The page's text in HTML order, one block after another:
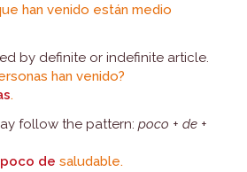
han venido están medio
by definite or indefinite article.
han venido?
.
follow the pattern: poco + de +
poco de saludable.